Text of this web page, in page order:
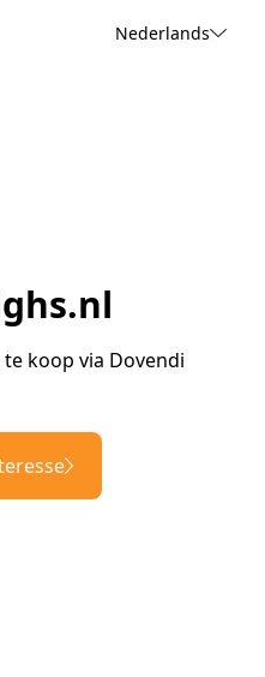
Nederlands
koop via Dovendi